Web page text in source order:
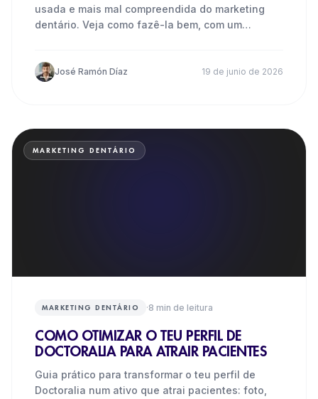
usada e mais mal compreendida do marketing
dentário. Veja como fazê-la bem, com um
José Ramón Díaz 19 de junio de 2026
MARKETING DENTÁRIO
MARKETING DENTÁRIO ·8 min de leitura
COMO OTIMIZAR O TEU PERFIL DE
DOCTORALIA PARA ATRAIR PACIENTES
Guia prático para transformar o teu perfil de
Doctoralia num ativo que atrai pacientes: foto,